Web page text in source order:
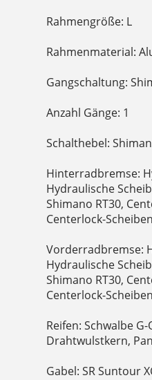
Rahmengröße: L
Rahmenmaterial:
Gangschaltung:
Anzahl Gänge: 1
Schalthebel:
Hinterradbremse:
Hydraulische
Shimano RT30,
Centerlock-
Vorderradbremse:
Hydraulische
Shimano RT30,
Centerlock-
Reifen: Schwalbe
Drahtwulstkern,
Gabel: SR Suntour